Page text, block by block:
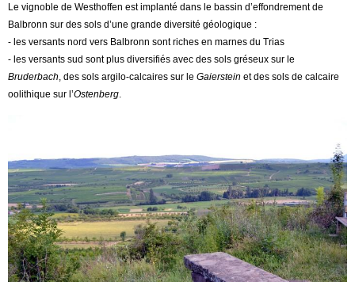
Le vignoble de Westhoffen est implanté dans le bassin d’effondrement de
Balbronn sur des sols d’une grande diversité géologique :
- les versants nord vers Balbronn sont riches en marnes du Trias
- les versants sud sont plus diversifiés avec des sols gréseux sur le
Bruderbach , des sols argilo-calcaires sur le Gaierstein et des sols de calcaire
oolithique sur l’Ostenberg